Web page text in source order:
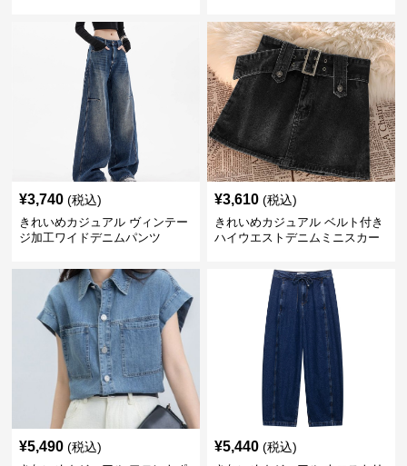
¥3,740 (税込)
きれいめカジュアル ヴィンテー
ジ加工ワイドデニムパンツ
¥3,610 (税込)
きれいめカジュアル ベルト付き
ハイウエストデニムミニスカー
¥5,490 (税込) ¥5,440 (税込)